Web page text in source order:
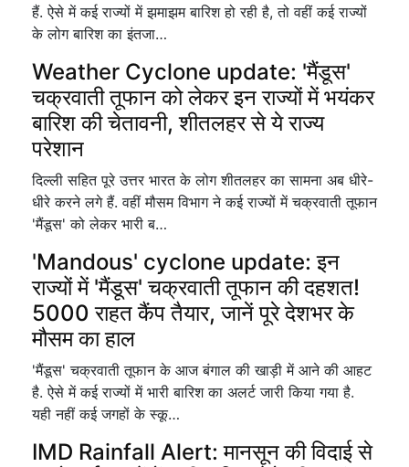
हैं. ऐसे में कई राज्यों में झमाझम बारिश हो रही है, तो वहीं कई राज्यों
के लोग बारिश का इंतजा…
Weather Cyclone update: 'मैंडूस'
चक्रवाती तूफान को लेकर इन राज्यों में भयंकर
बारिश की चेतावनी, शीतलहर से ये राज्य
परेशान
दिल्ली सहित पूरे उत्तर भारत के लोग शीतलहर का सामना अब धीरे-
धीरे करने लगे हैं. वहीं मौसम विभाग ने कई राज्यों में चक्रवाती तूफान
'मैंडूस' को लेकर भारी ब…
'Mandous' cyclone update: इन
राज्यों में 'मैंडूस' चक्रवाती तूफान की दहशत!
5000 राहत कैंप तैयार, जानें पूरे देशभर के
मौसम का हाल
'मैंडूस' चक्रवाती तूफान के आज बंगाल की खाड़ी में आने की आहट
है. ऐसे में कई राज्यों में भारी बारिश का अलर्ट जारी किया गया है.
यही नहीं कई जगहों के स्कू…
IMD Rainfall Alert: मानसून की विदाई से